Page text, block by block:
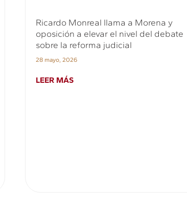
Ricardo Monreal llama a Morena y
oposición a elevar el nivel del debate
sobre la reforma judicial
28 mayo, 2026
LEER MÁS